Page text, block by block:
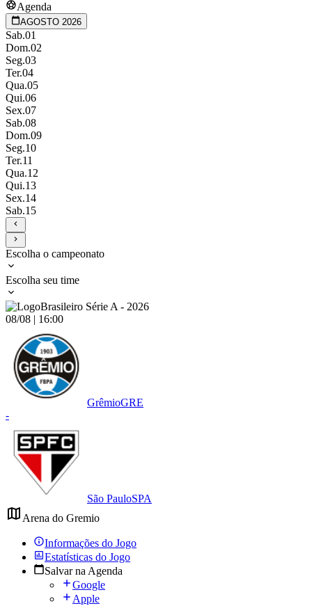
Agenda
AGOSTO 2026
Sab.01
Dom.02
Seg.03
Ter.04
Qua.05
Qui.06
Sex.07
Sab.08
Dom.09
Seg.10
Ter.11
Qua.12
Qui.13
Sex.14
Sab.15
Escolha o campeonato
Escolha seu time
Brasileiro Série A - 2026
08/08 | 16:00
GrêmioGRE
-
São PauloSPA
Arena do Gremio
Informações do Jogo
Estatísticas do Jogo
Salvar na Agenda
Google
Apple